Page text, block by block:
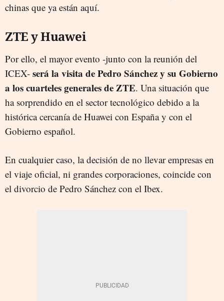
chinas que ya están aquí.
ZTE y Huawei
Por ello, el mayor evento -junto con la reunión del
ICEX- será la visita de Pedro Sánchez y su Gobierno
a los cuarteles generales de ZTE. Una situación que
ha sorprendido en el sector tecnológico debido a la
histórica cercanía de Huawei con España y con el
Gobierno español.
En cualquier caso, la decisión de no llevar empresas en
el viaje oficial, ni grandes corporaciones, coincide con
el divorcio de Pedro Sánchez con el Ibex.